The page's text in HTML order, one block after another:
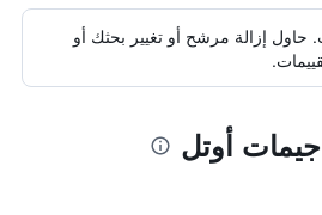
حاول إزالة مرشح أو تغيير بحثك أو
أوتل